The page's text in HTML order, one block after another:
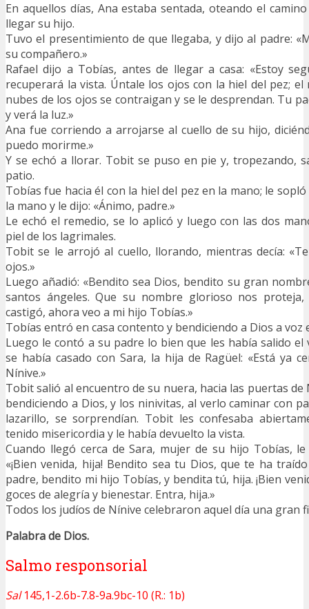
En aquellos días, Ana estaba sentada, oteando el
llegar su hijo.
Tuvo el presentimiento de que llegaba, y dijo al padre:
su compañero.»
Rafael dijo a Tobías, antes de llegar a casa: «Estoy
recuperará la vista. Úntale los ojos con la hiel del pez;
nubes de los ojos se contraigan y se le desprendan. Tu
y verá la luz.»
Ana fue corriendo a arrojarse al cuello de su hijo,
puedo morirme.»
Y se echó a llorar. Tobit se puso en pie y, tropezando,
patio.
Tobías fue hacia él con la hiel del pez en la mano; le
la mano y le dijo: «Ánimo, padre.»
Le echó el remedio, se lo aplicó y luego con las dos
piel de los lagrimales.
Tobit se le arrojó al cuello, llorando, mientras decía:
ojos.»
Luego añadió: «Bendito sea Dios, bendito su gran
santos ángeles. Que su nombre glorioso nos
castigó, ahora veo a mi hijo Tobías.»
Tobías entró en casa contento y bendiciendo a Dios a voz
Luego le contó a su padre lo bien que les había salido el
se había casado con Sara, la hija de Ragüel: «Está ya
Nínive.»
Tobit salió al encuentro de su nuera, hacia las puertas de
bendiciendo a Dios, y los ninivitas, al verlo caminar con
lazarillo, se sorprendían. Tobit les confesaba
tenido misericordia y le había devuelto la vista.
Cuando llegó cerca de Sara, mujer de su hijo Tobías,
«¡Bien venida, hija! Bendito sea tu Dios, que te ha
padre, bendito mi hijo Tobías, y bendita tú, hija. ¡Bien
goces de alegría y bienestar. Entra, hija.»
Todos los judíos de Nínive celebraron aquel día una gran
Palabra de Dios.
Salmo responsorial
Sal145,1-2.6b-7.8-9a.9bc-10 (R.: 1b)